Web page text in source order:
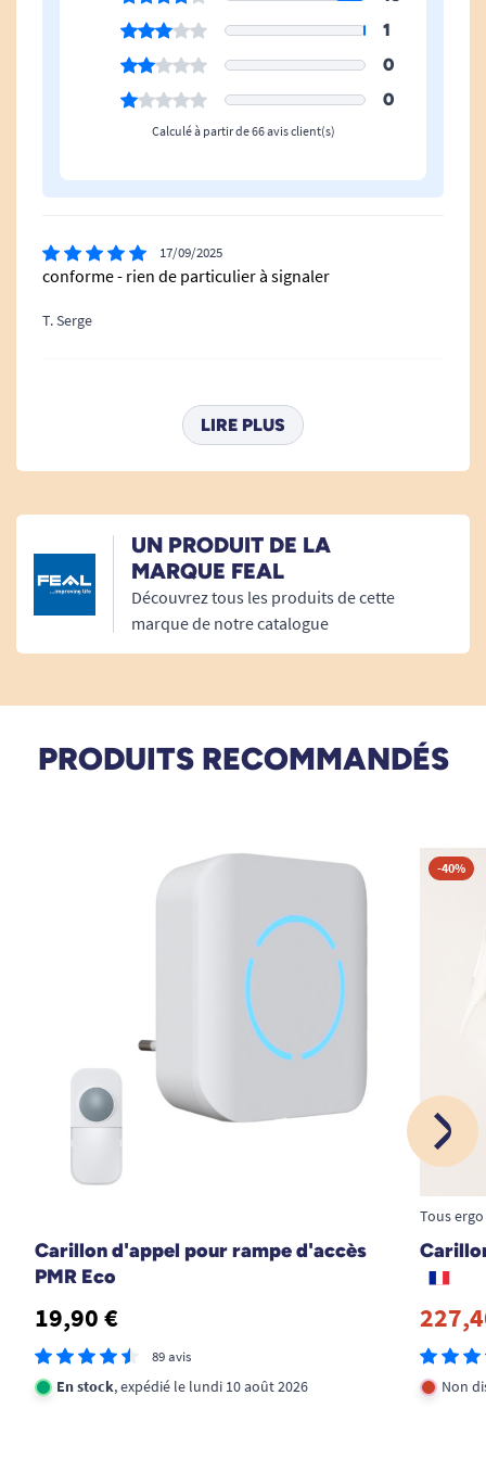
1
0
0
Calculé à partir de 66 avis client(s)
17/09/2025
conforme - rien de particulier à signaler
T. Serge
Produit conforme à ma demande. Avis positif.
12/02/2023
bon rapport qualité/prix
A. Anonymous
5/5 pour la qualité.
A. Anonymous
Il manque une prise pour manipuler plus facilement la
3
LIRE PLUS
UN PRODUIT DE LA
MARQUE FEAL
Découvrez tous les produits de cette
marque de notre catalogue
PRODUITS RECOMMANDÉS
Carillon d'appel pour rampe d'accès
PMR Eco
19,90 €
89 avis
En stock, expédié le lundi 10 août 2026
-40%
Tous ergo
Non